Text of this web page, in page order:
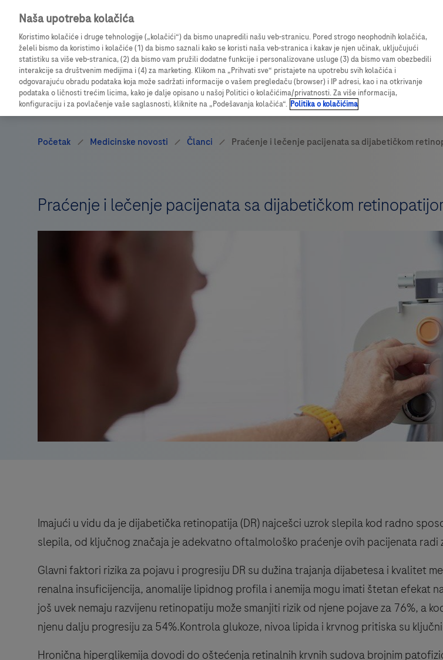
Prijavite se da biste pristupili detaljnim informacijama o proizvodu, vrednim resursima i
Praćenje i lečenje pacijenata sa dijabetičkom
Imajući u vidu da je dijabetička retinopatija (DR) najcešci uzrok slepila kod radno
slepila, od ključnog značaja je adekvatno oftalmološko praćenje ovih pacijenata
Glavni faktori rizika za pojavu i progresiju DR su dužina trajanja dijabetesa i kvalitet
renalna insuficijencija, anomalije lipidnog profila i anemija mogu imati štetan efekat
još uvek nemaju razvijenu retinopatiju može smanjiti rizik od njene pojave za 76%, a
njenu dalju progresiju za 54%.Kontrola glukoze, nivoa lipida i krvnog pritiska su
Hronična hiperglikemija dovodi do oštećenja retinalnih krvnih sudova brojnim
Naša upotreba kolačića
Koristimo kolačiće i druge tehnologije („kolačići“) da bismo unapredili našu veb-stranicu. Pored strogo neophodnih kolačića,
želeli bismo da koristimo i kolačiće (1) da bismo saznali kako se koristi naša veb-stranica i kakav je njen učinak, uključujući
statistiku sa više veb-stranica, (2) da bismo vam pružili dodatne funkcije i personalizovane usluge (3) da bismo vam obezbedili
interakcije sa društvenim medijima i (4) za marketing. Klikom na „Prihvati sve“ pristajete na upotrebu svih kolačića i
odgovarajuću obradu podataka koja može sadržati informacije o vašem pregledaču (browser) i IP adresi, kao i na otkrivanje
podataka o ličnosti trećim licima, kako je dalje opisano u našoj Politici o kolačićima/privatnosti. Za više informacija,
konfiguraciju i za povlačenje vaše saglasnosti, kliknite na „Podešavanja kolačića“. Politika o kolačićima